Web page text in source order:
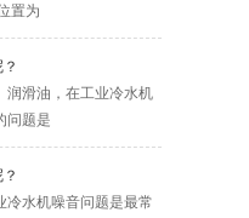
置为
润滑油，在工业冷水机
问题是
冷水机噪音问题是最常